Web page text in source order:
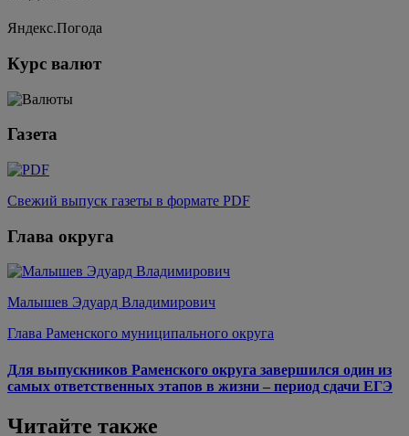
Яндекс.Погода
Курс валют
Газета
Свежий выпуск газеты в формате PDF
Глава округа
Малышев Эдуард Владимирович
Глава Раменского муниципального округа
Для выпускников Раменского округа завершился один из
самых ответственных этапов в жизни – период сдачи ЕГЭ
Читайте также